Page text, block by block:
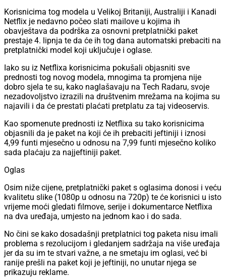
Korisnicima tog modela u Velikoj Britaniji, Australiji i Kanadi
Netflix je nedavno počeo slati mailove u kojima ih
obavještava da podrška za osnovni pretplatnički paket
prestaje 4. lipnja te da će ih tog dana automatski prebaciti na
pretplatnički model koji uključuje i oglase.
Iako su iz Netflixa korisnicima pokušali objasniti sve
prednosti tog novog modela, mnogima ta promjena nije
dobro sjela te su, kako naglašavaju na Tech Radaru, svoje
nezadovoljstvo izrazili na društvenim mrežama na kojima su
najavili i da će prestati plaćati pretplatu za taj videoservis.
Kao spomenute prednosti iz Netflixa su tako korisnicima
objasnili da je paket na koji će ih prebaciti jeftiniji i iznosi
4,99 funti mjesečno u odnosu na 7,99 funti mjesečno koliko
sada plaćaju za najjeftiniji paket.
Oglas
Osim niže cijene, pretplatnički paket s oglasima donosi i veću
kvalitetu slike (1080p u odnosu na 720p) te će korisnici u isto
vrijeme moći gledati filmove, serije i dokumentarce Netflixa
na dva uređaja, umjesto na jednom kao i do sada.
No čini se kako dosadašnji pretplatnici tog paketa nisu imali
problema s rezolucijom i gledanjem sadržaja na više uređaja
jer da su im te stvari važne, a ne smetaju im oglasi, već bi
ranije prešli na paket koji je jeftiniji, no unutar njega se
prikazuju reklame.